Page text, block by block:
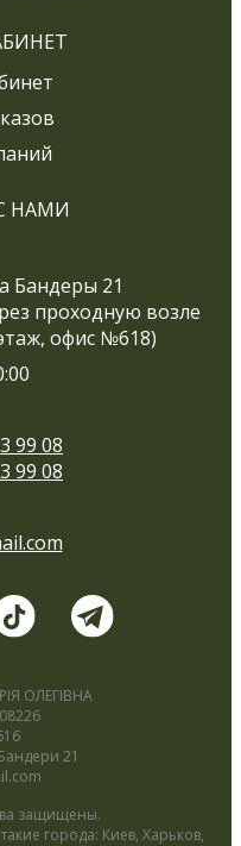
НАМИ
Бандеры 21
проходную возле
офис №618)
99 08
99 08
ОЛЕГІВНА
21
защищены.
города: Киев, Харьков,